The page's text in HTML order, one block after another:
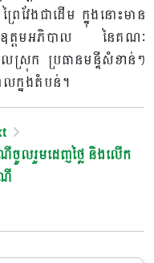
វែងជាដើម ក្នុងនោះមាន
ឯកឧត្តមអភិបាល នៃគណៈ
ស្រុក ប្រធានមន្ទីសំខាន់ៗ
លក្នងតំបន់។
ចូលរួមដេញថ្លៃ និងលើក